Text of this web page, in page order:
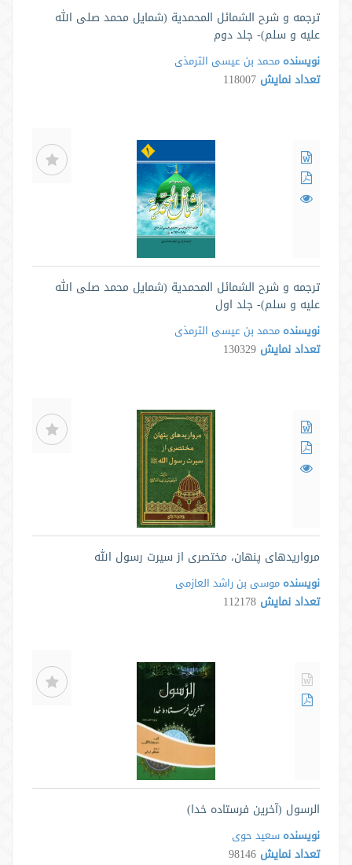
ترجمه و شرح الشمائل المحمدیة (شمایل محمد صلی الله
علیه و سلم)- جلد دوم
نویسنده محمد بن عیسی الترمذی
تعداد نمایش 118007
ترجمه و شرح الشمائل المحمدیة (شمایل محمد صلی الله
علیه و سلم)- جلد اول
نویسنده محمد بن عیسی الترمذی
تعداد نمایش 130329
مرواریدهای پنهان، مختصری از سیرت رسول الله
نویسنده موسی بن راشد العازمی
تعداد نمایش 112178
الرسول (آخرین فرستاده خدا)
نویسنده سعید حوی
تعداد نمایش 98146